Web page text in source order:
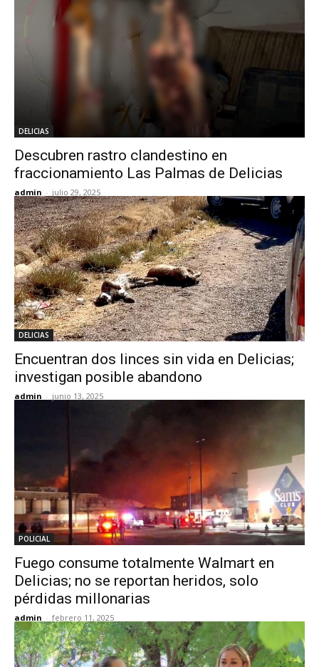
DELICIAS
Descubren rastro clandestino en
fraccionamiento Las Palmas de Delicias
admin - julio 29, 2025
DELICIAS
Encuentran dos linces sin vida en Delicias;
investigan posible abandono
admin - junio 13, 2025
POLICIAL
Fuego consume totalmente Walmart en
Delicias; no se reportan heridos, solo
pérdidas millonarias
admin - febrero 11, 2025